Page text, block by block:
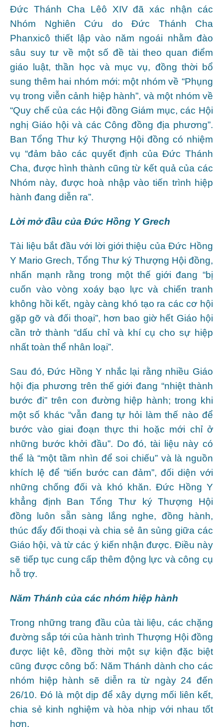
Đức Thánh Cha Lêô XIV đã xác nhận các
Nhóm Nghiên Cứu do Đức Thánh Cha
Phanxicô thiết lập vào năm ngoái nhằm đào
sâu suy tư về một số đề tài theo quan điểm
giáo luật, thần học và mục vụ, đồng thời bổ
sung thêm hai nhóm mới: một nhóm về “Phụng
vụ trong viễn cảnh hiệp hành”, và một nhóm về
“Quy chế của các Hội đồng Giám mục, các Hội
nghị Giáo hội và các Công đồng địa phương”.
Ban Tổng Thư ký Thượng Hội đồng có nhiệm
vụ “đảm bảo các quyết định của Đức Thánh
Cha, được hình thành cũng từ kết quả của các
Nhóm này, được hoà nhập vào tiến trình hiệp
hành đang diễn ra”.
Lời mở đầu của Đức Hồng Y Grech
Tài liệu bắt đầu với lời giới thiệu của Đức Hồng
Y Mario Grech, Tổng Thư ký Thượng Hội đồng,
nhấn mạnh rằng trong một thế giới đang “bị
cuốn vào vòng xoáy bạo lực và chiến tranh
không hồi kết, ngày càng khó tạo ra các cơ hội
gặp gỡ và đối thoại”, hơn bao giờ hết Giáo hội
cần trở thành “dấu chỉ và khí cụ cho sự hiệp
nhất toàn thể nhân loại”.
Sau đó, Đức Hồng Y nhắc lại rằng nhiều Giáo
hội địa phương trên thế giới đang “nhiệt thành
bước đi” trên con đường hiệp hành; trong khi
một số khác “vẫn đang tự hỏi làm thế nào để
bước vào giai đoạn thực thi hoặc mới chỉ ở
những bước khởi đầu”. Do đó, tài liệu này có
thể là “một tầm nhìn để soi chiếu” và là nguồn
khích lệ để “tiến bước can đảm”, đối diện với
những chống đối và khó khăn. Đức Hồng Y
khẳng định Ban Tổng Thư ký Thượng Hội
đồng luôn sẵn sàng lắng nghe, đồng hành,
thúc đẩy đối thoại và chia sẻ ân sủng giữa các
Giáo hội, và từ các ý kiến nhận được. Điều này
sẽ tiếp tục cung cấp thêm động lực và công cụ
hỗ trợ.
Năm Thánh của các nhóm hiệp hành
Trong những trang đầu của tài liệu, các chặng
đường sắp tới của hành trình Thượng Hội đồng
được liệt kê, đồng thời một sự kiện đặc biệt
cũng được công bố: Năm Thánh dành cho các
nhóm hiệp hành sẽ diễn ra từ ngày 24 đến
26/10. Đó là một dịp để xây dựng mối liên kết,
chia sẻ kinh nghiệm và hòa nhịp với nhau tốt
hơn.